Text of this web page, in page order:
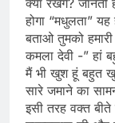
होगा “मधुलता”
बताओ तुमको
कमला देवी -” हां
मैं भी खुश हूं बहुत
सारे जमाने का
इसी तरह वक्त